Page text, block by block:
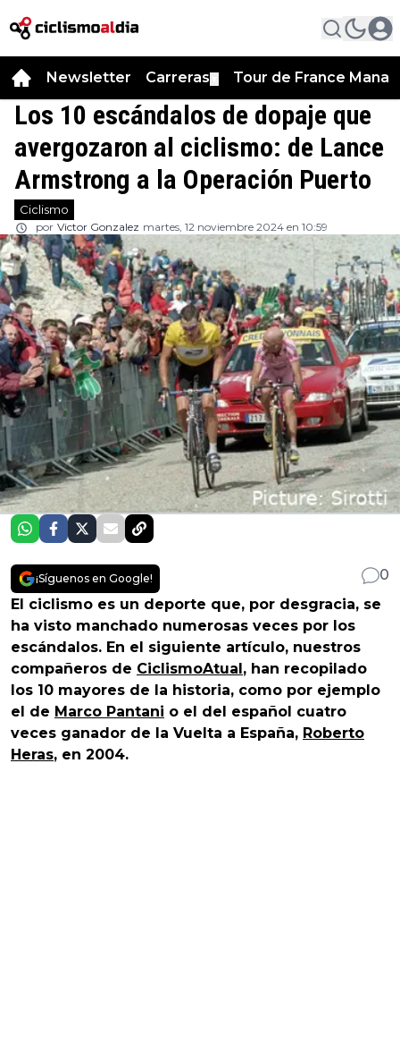
Newsletter Carreras Tour de France
Los 10 escándalos de dopaje que
avergozaron al ciclismo: de Lance
Armstrong a la Operación Puerto
Ciclismo
por Victor Gonzalez martes, 12 noviembre 2024 en 10:59
¡Síguenos en Google!
0
El ciclismo es un deporte que, por desgracia, se
ha visto manchado numerosas veces por los
escándalos. En el siguiente artículo, nuestros
compañeros de CiclismoAtual, han recopilado
los 10 mayores de la historia, como por ejemplo
el de Marco Pantani o el del español cuatro
veces ganador de la Vuelta a España, Roberto
Heras, en 2004.